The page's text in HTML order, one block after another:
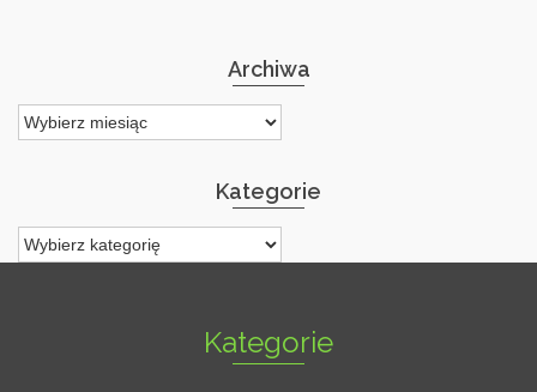
Archiwa
Archiwa
Kategorie
Kategorie
Kategorie